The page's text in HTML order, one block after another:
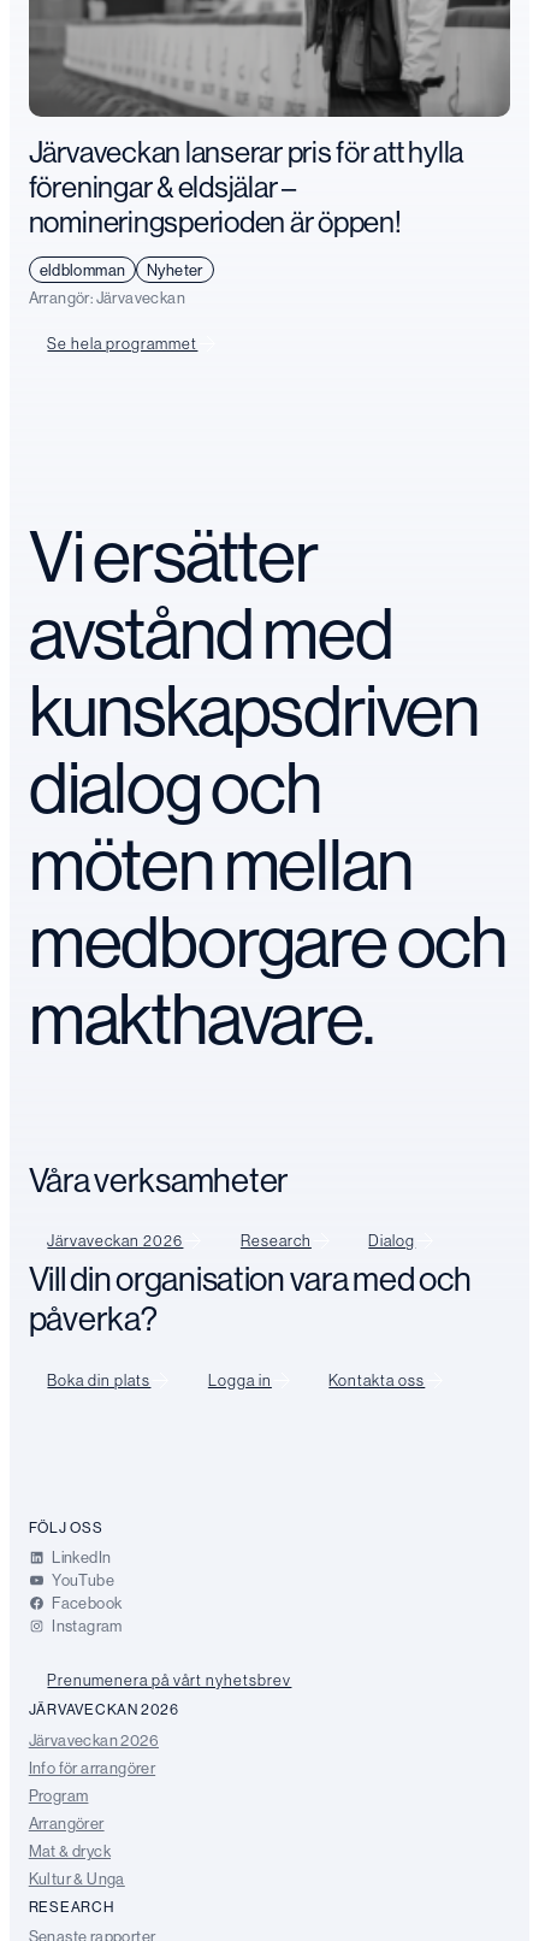
Järvaveckan lanserar pris för att hylla
föreningar & eldsjälar –
nomineringsperioden är öppen!
eldblomman
Nyheter
Arrangör:Järvaveckan
Se hela programmet
Vi ersätter
avstånd med
kunskapsdriven
dialog och
möten mellan
medborgare och
makthavare.
Våra verksamheter
Järvaveckan 2026 Research Dialog
Vill din organisation vara med och
påverka?
Boka din plats Logga in Kontakta oss
FÖLJ OSS
LinkedIn
YouTube
Facebook
Instagram
Prenumenera på vårt nyhetsbrev
JÄRVAVECKAN 2026
Järvaveckan 2026
Info för arrangörer
Program
Arrangörer
Mat & dryck
Kultur & Unga
RESEARCH
Senaste rapporter